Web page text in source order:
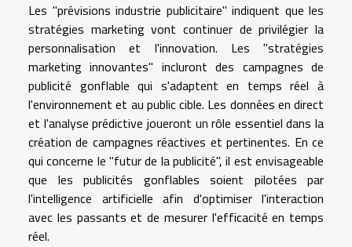
Les "prévisions industrie publicitaire" indiquent que les
stratégies marketing vont continuer de privilégier la
personnalisation et l'innovation. Les "stratégies
marketing innovantes" incluront des campagnes de
publicité gonflable qui s'adaptent en temps réel à
l'environnement et au public cible. Les données en direct
et l'analyse prédictive joueront un rôle essentiel dans la
création de campagnes réactives et pertinentes. En ce
qui concerne le "futur de la publicité", il est envisageable
que les publicités gonflables soient pilotées par
l'intelligence artificielle afin d'optimiser l'interaction
avec les passants et de mesurer l'efficacité en temps
réel.